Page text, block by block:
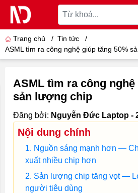
Trang chủ / Tin tức
/
ASML tìm ra công nghệ giúp tăng 50%
ASML tìm ra công nghệ
sản lượng chip
Đăng bởi: Nguyễn Đức Laptop -
Nội dung chính
Nguồn sáng mạnh hơn —
xuất nhiều chip hơn
Sản lượng chip tăng vọt —
người tiêu dùng